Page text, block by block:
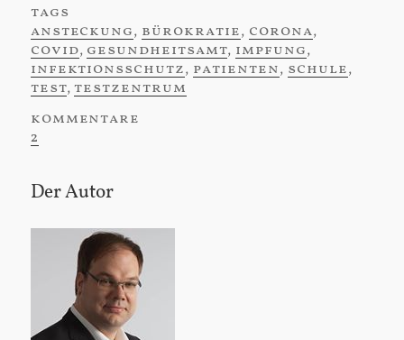
tags
ansteckung, bürokratie, corona,
covid, gesundheitsamt, impfung,
infektionsschutz, patienten, schule,
test,testzentrum
kommentare
2
Sidebar
Der Autor